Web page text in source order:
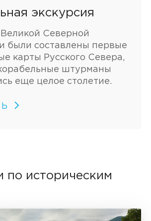
экскурсия
Великой Северной
были составлены первые
карты Русского Севера,
штурманы
еще целое столетие.
по историческим